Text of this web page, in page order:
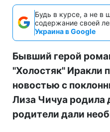
Будь в курсе, а не в
содержание своей
Украина в Google
Бывший герой
"Холостяк" Иракли
новостью с
Лиза Чичуа родила
родители дали